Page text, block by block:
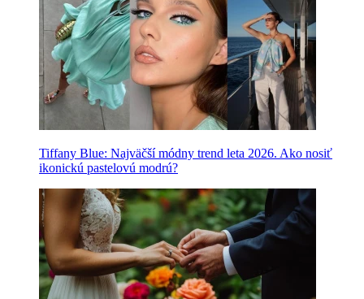
Tiffany Blue: Najväčší módny trend leta 2026. Ako nosiť
ikonickú pastelovú modrú?